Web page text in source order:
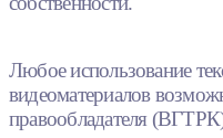
Любое использование
видеоматериалов
правообладателя